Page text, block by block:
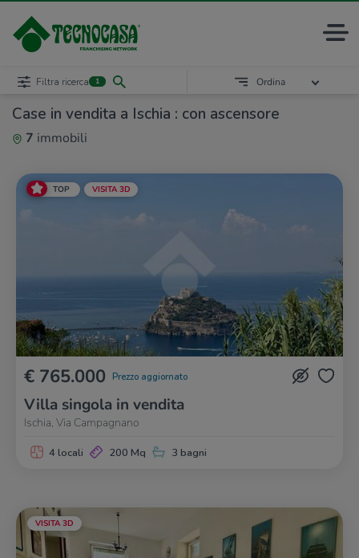
Case in vendita a Ischia : con ascensore
7 immobili
Filtra ricerca 1 Ordina
TOP VISITA 3D
€ 765.000 Prezzo aggiornato
Villa singola in vendita
Ischia, Via Campagnano
4 locali 200 Mq 3 bagni
VISITA 3D